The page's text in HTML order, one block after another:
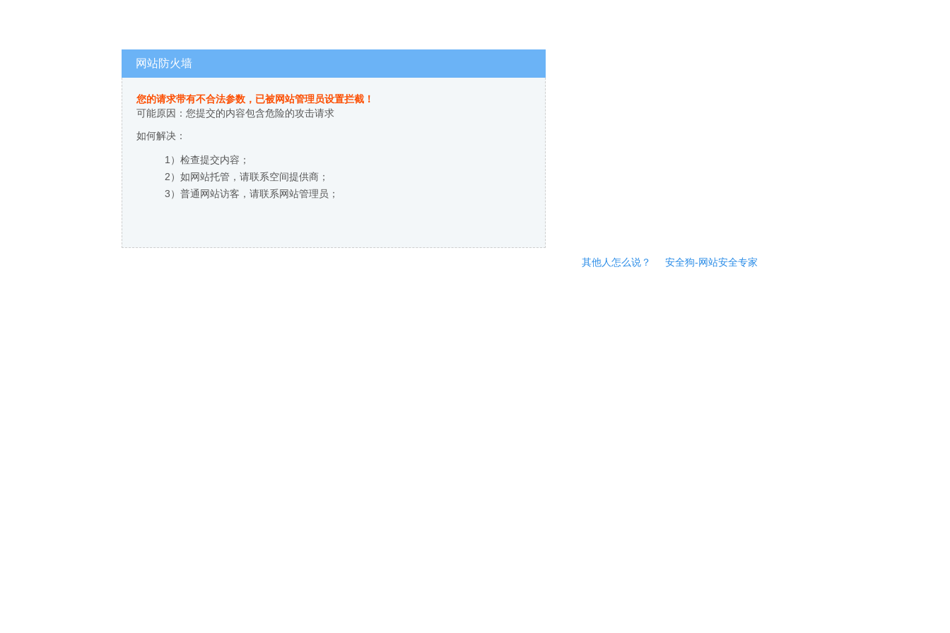
网站防火墙
您的请求带有不合法参数，已被网站管理员设置拦截！
可能原因：您提交的内容包含危险的攻击请求
如何解决：
1）检查提交内容；
2）如网站托管，请联系空间提供商；
3）普通网站访客，请联系网站管理员；
其他人怎么说？ 安全狗-网站安全专家